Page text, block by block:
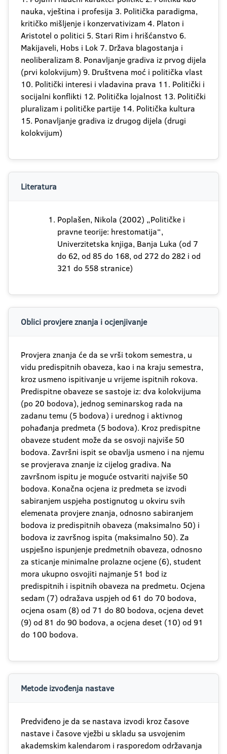
nauka, vještina i profesija 3. Politička paradigma,
kritičko mišljenje i konzervativizam 4. Platon i
Aristotel o politici 5. Stari Rim i hrišćanstvo 6.
Makijaveli, Hobs i Lok 7. Država blagostanja i
neoliberalizam 8. Ponavljanje gradiva iz prvog dijela
(prvi kolokvijum) 9. Društvena moć i politička vlast
10. Politički interesi i vladavina prava 11. Politički i
socijalni konflikti 12. Politička lojalnost 13. Politički
pluralizam i političke partije 14. Politička kultura
15. Ponavljanje gradiva iz drugog dijela (drugi
kolokvijum)
Literatura
Poplašen, Nikola (2002) „Političke i
pravne teorije: hrestomatija“,
Univerzitetska knjiga, Banja Luka (od 7
do 62, od 85 do 168, od 272 do 282 i od
321 do 558 stranice)
Oblici provjere znanja i ocjenjivanje
Provjera znanja će da se vrši tokom semestra, u
vidu predispitnih obaveza, kao i na kraju semestra,
kroz usmeno ispitivanje u vrijeme ispitnih rokova.
Predispitne obaveze se sastoje iz: dva kolokvijuma
(po 20 bodova), jednog seminarskog rada na
zadanu temu (5 bodova) i urednog i aktivnog
pohađanja predmeta (5 bodova). Kroz predispitne
obaveze student može da se osvoji najviše 50
bodova. Završni ispit se obavlja usmeno i na njemu
se provjerava znanje iz cijelog gradiva. Na
završnom ispitu je moguće ostvariti najviše 50
bodova. Konačna ocjena iz predmeta se izvodi
sabiranjem uspjeha postignutog u okviru svih
elemenata provjere znanja, odnosno sabiranjem
bodova iz predispitnih obaveza (maksimalno 50) i
bodova iz završnog ispita (maksimalno 50). Za
uspješno ispunjenje predmetnih obaveza, odnosno
za sticanje minimalne prolazne ocjene (6), student
mora ukupno osvojiti najmanje 51 bod iz
predispitnih i ispitnih obaveza na predmetu. Ocjena
sedam (7) odražava uspjeh od 61 do 70 bodova,
ocjena osam (8) od 71 do 80 bodova, ocjena devet
(9) od 81 do 90 bodova, a ocjena deset (10) od 91
do 100 bodova.
Metode izvođenja nastave
Predviđeno je da se nastava izvodi kroz časove
nastave i časove vježbi u skladu sa usvojenim
akademskim kalendarom i rasporedom održavanja